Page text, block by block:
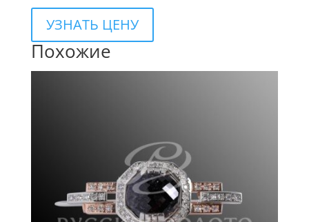
УЗНАТЬ ЦЕНУ
Похожие